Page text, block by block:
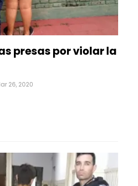
presas por violar la
26, 2020